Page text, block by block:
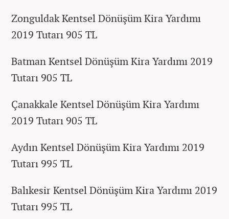
Zonguldak Kentsel Dönüşüm Kira Yardımı
2019 Tutarı 905 TL
Batman Kentsel Dönüşüm Kira Yardımı 2019
Tutarı 905 TL
Çanakkale Kentsel Dönüşüm Kira Yardımı
2019 Tutarı 905 TL
Aydın Kentsel Dönüşüm Kira Yardımı 2019
Tutarı 995 TL
Balıkesir Kentsel Dönüşüm Kira Yardımı 2019
Tutarı 995 TL